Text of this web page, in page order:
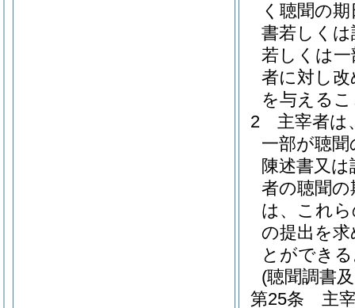
く聴聞の
書若しく
若しくは
者に対し
を与える
2
主宰者は
一部が聴
陳述書又
者の聴聞
は、これ
の提出を
とができ
(聴聞調書
第25条
主